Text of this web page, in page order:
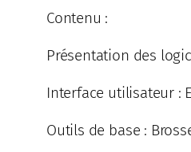
Contenu :
Présentation des
Interface utilisateur :
Outils de base :